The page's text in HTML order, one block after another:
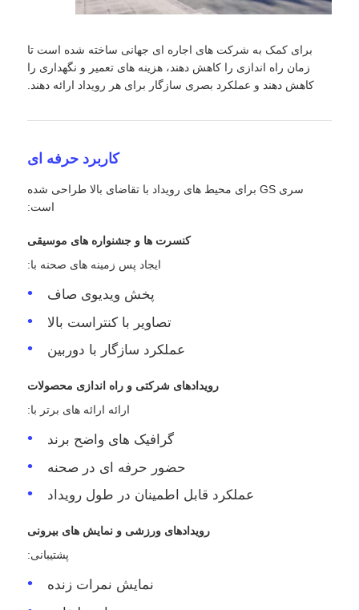
برای کمک به شرکت های اجاره ای جهانی ساخته شده است تا
زمان راه اندازی را کاهش دهند، هزینه های تعمیر و نگهداری را
کاهش دهند و عملکرد بصری سازگار برای هر رویداد ارائه دهند.
️ کاربرد حرفه ای
سری GS برای محیط های رویداد با تقاضای بالا طراحی شده
است:
کنسرت ها و جشنواره های موسیقی
ایجاد پس زمینه های صحنه با:
پخش ویدیوی صاف
تصاویر با کنتراست بالا
عملکرد سازگار با دوربین
رویدادهای شرکتی و راه اندازی محصولات
ارائه ارائه های برتر با:
گرافیک های واضح برند
حضور حرفه ای در صحنه
عملکرد قابل اطمینان در طول رویداد
رویدادهای ورزشی و نمایش های بیرونی
پشتیبانی:
نمایش نمرات زنده